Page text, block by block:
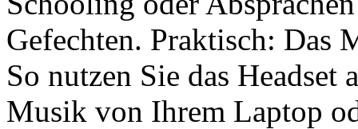
Gefechten. Praktisch: Das
So nutzen Sie das Headset
Musik von Ihrem Laptop